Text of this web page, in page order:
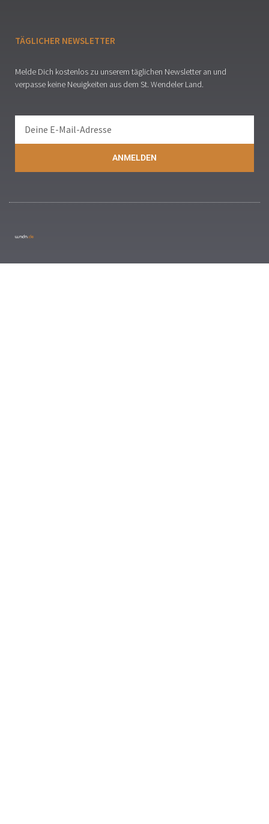
TÄGLICHER NEWSLETTER
Melde Dich kostenlos zu unserem täglichen Newsletter an und
verpasse keine Neuigkeiten aus dem St. Wendeler Land.
ANMELDEN